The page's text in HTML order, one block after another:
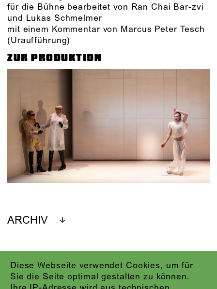
Diese Webseite verwendet Cookies, um für
Sie die Seite optimal gestalten zu können.
für die Bühne bearbeitet von Ran Chai Bar-zvi
und Lukas Schmelmer
mit einem Kommentar von Marcus Peter Tesch
(Uraufführung)
ZUR PRODUKTION
ARCHIV
IMPRESSUM
DATENSCHUTZ